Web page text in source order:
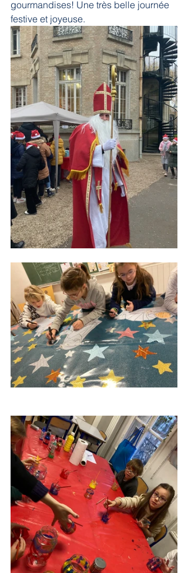
gourmandises! Une très belle journée
festive et joyeuse.